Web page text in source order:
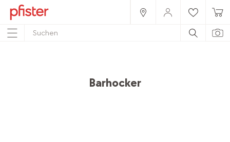
Bartische & Barhocker
Barhocker